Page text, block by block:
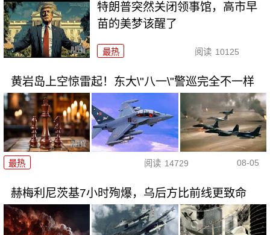
特朗普突然关闭领事馆，高市早
苗的美梦该醒了
最热 阅读 10125
黄岩岛上空惊雷起！东大\"八一\"警巡完全不一样
最热 阅读 14729 08-05
赫梅利尼茨基7小时殉爆，乌后方比前线更致命